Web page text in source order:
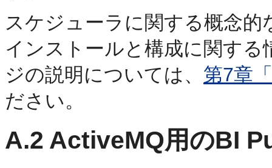
スケジューラに関する概念
インストールと構成に関す
ジの説明については、 第7章
ださい。
A.2 ActiveMQ用のBI